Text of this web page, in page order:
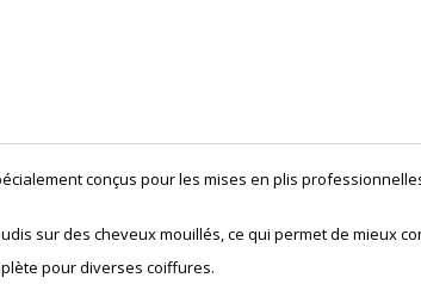
conçus pour les mises en plis
sur des cheveux mouillés, ce qui permet de mieux
pour diverses coiffures.